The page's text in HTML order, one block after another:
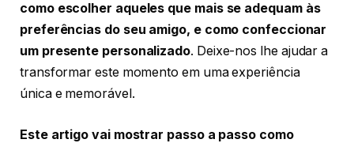
como escolher aqueles que mais se adequam às
preferências do seu amigo, e como confeccionar
um presente personalizado. Deixe-nos lhe ajudar a
transformar este momento em uma experiência
única e memorável.
Este artigo vai mostrar passo a passo como